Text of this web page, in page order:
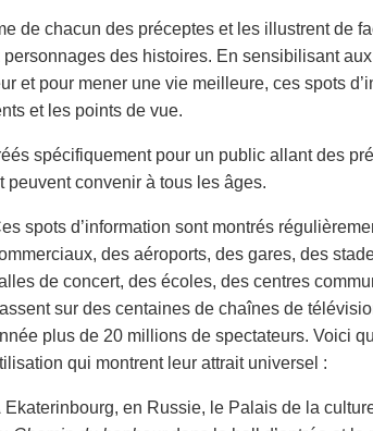
de chacun des préceptes et les illustrent de
personnages des histoires. En sensibilisant
et pour mener une vie meilleure, ces spots
et les points de vue.
spécifiquement pour un public allant des
peuvent convenir à tous les âges.
spots d’information sont montrés
des aéroports, des gares, des
de concert, des écoles, des centres
sur des centaines de chaînes de
plus de 20 millions de spectateurs. Voici
qui montrent leur attrait universel :
Ekaterinbourg, en Russie, le Palais de la